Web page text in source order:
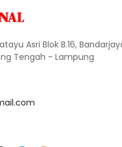
Asri Blok B.16,
Tengah - Lampung